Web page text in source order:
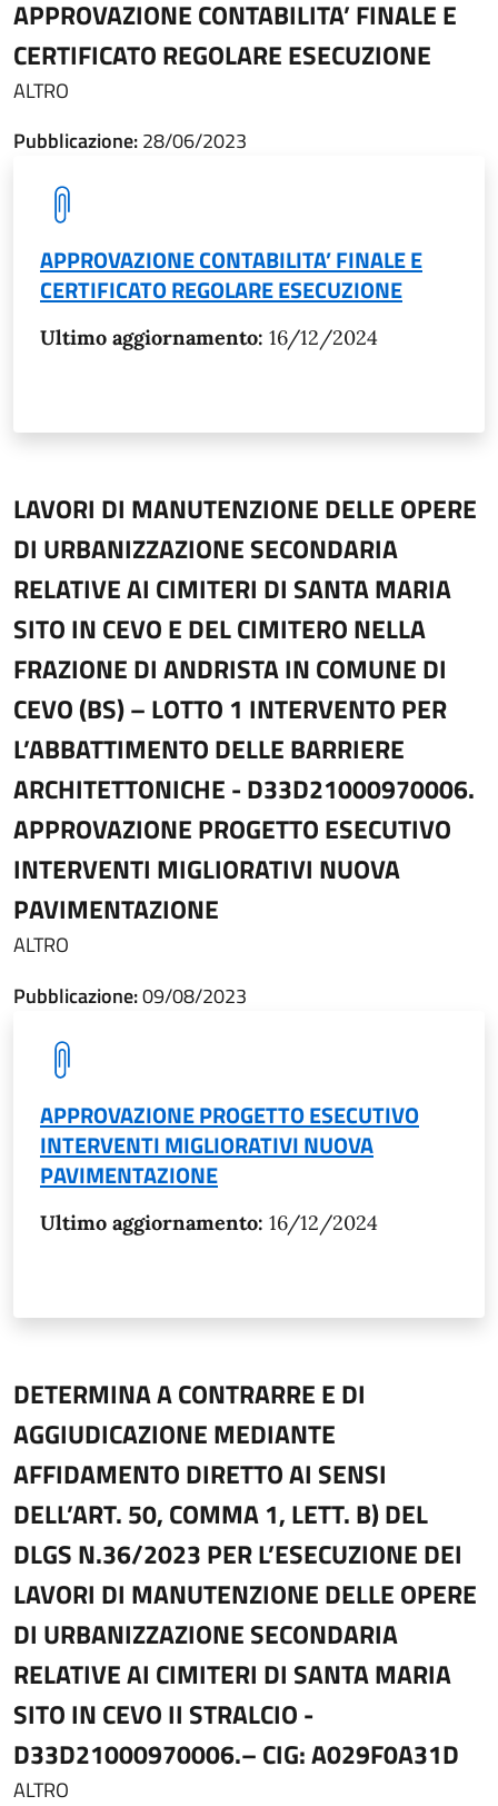
APPROVAZIONE CONTABILITA’ FINALE E
CERTIFICATO REGOLARE ESECUZIONE
ALTRO
Pubblicazione:28/06/2023
APPROVAZIONE CONTABILITA’ FINALE E
CERTIFICATO REGOLARE ESECUZIONE
Ultimo aggiornamento: 16/12/2024
LAVORI DI MANUTENZIONE DELLE OPERE
DI URBANIZZAZIONE SECONDARIA
RELATIVE AI CIMITERI DI SANTA MARIA
SITO IN CEVO E DEL CIMITERO NELLA
FRAZIONE DI ANDRISTA IN COMUNE DI
CEVO (BS) – LOTTO 1 INTERVENTO PER
L’ABBATTIMENTO DELLE BARRIERE
ARCHITETTONICHE - D33D21000970006.
APPROVAZIONE PROGETTO ESECUTIVO
INTERVENTI MIGLIORATIVI NUOVA
PAVIMENTAZIONE
ALTRO
Pubblicazione:09/08/2023
APPROVAZIONE PROGETTO ESECUTIVO
INTERVENTI MIGLIORATIVI NUOVA
PAVIMENTAZIONE
Ultimo aggiornamento: 16/12/2024
DETERMINA A CONTRARRE E DI
AGGIUDICAZIONE MEDIANTE
AFFIDAMENTO DIRETTO AI SENSI
DELL’ART. 50, COMMA 1, LETT. B) DEL
DLGS N.36/2023 PER L’ESECUZIONE DEI
LAVORI DI MANUTENZIONE DELLE OPERE
DI URBANIZZAZIONE SECONDARIA
RELATIVE AI CIMITERI DI SANTA MARIA
SITO IN CEVO II STRALCIO -
D33D21000970006.– CIG: A029F0A31D
ALTRO